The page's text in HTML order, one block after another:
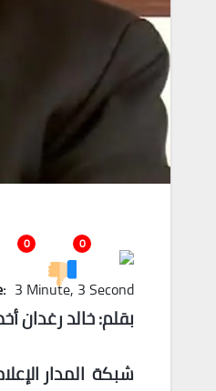
0
0
3 Minute, 3 Second
بقلم: خالد رغدان
شبكة المدار